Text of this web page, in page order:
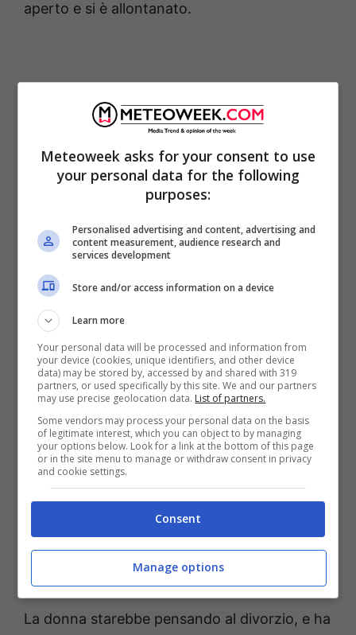
aperto e si è allontanato.
Mio marito sembra dare la priorità ai suoi
videogiochi più che ai nostri figli e questo mi
fa arrabbiare. Siamo entrambi giocatori. A
volte gioco un po’ quando sono fuori dal
lavoro, di tanto in tanto, senza esagerare.
Ma quest’uomo, se non è a lavoro, gioca.
Non importa se ha due figli a cui badare, li
lascerà davanti alla tv e si chiuderà nella sua
stanza a giocare. Chiunque metta in pericolo
problema serio, per questo gli ho suggerito di
vedere un terapista», ha scritto la donna su
La donna starebbe pensando al divorzio, e ha
Meteoweek asks for your consent to use
your personal data for the following
purposes:
Personalised advertising and content, advertising and
content measurement, audience research and
services development
Store and/or access information on a device
Learn more
Your personal data will be processed and information from
your device (cookies, unique identifiers, and other device
data) may be stored by, accessed by and shared with 319
partners, or used specifically by this site. We and our partners
may use precise geolocation data. List of partners.
Some vendors may process your personal data on the basis
of legitimate interest, which you can object to by managing
your options below. Look for a link at the bottom of this page
or in the site menu to manage or withdraw consent in privacy
and cookie settings.
Consent
Manage options